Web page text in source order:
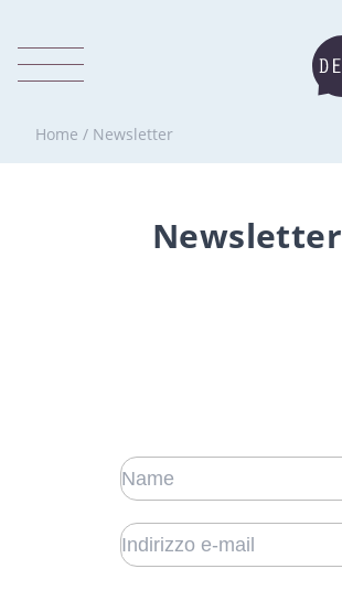
Home / Newsletter
Newsletter